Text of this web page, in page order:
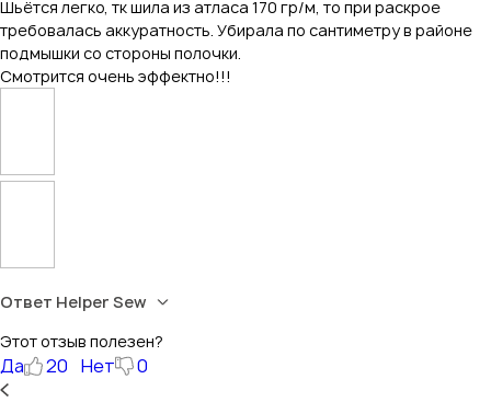
Шьётся легко, тк шила из атласа 170 гр/м, то при раскрое
требовалась аккуратность. Убирала по сантиметру в районе
подмышки со стороны полочки.
Смотрится очень эффектно!!!
Ответ Helper Sew
Этот отзыв полезен?
Да 20 Нет 0